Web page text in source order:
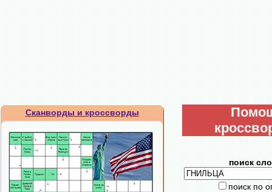
Сканворды и кроссворды
поиск
поиск по